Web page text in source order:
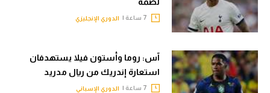
الدوري الإنجليزي
آس: روما وأستون فيلا يستهدفان
استعارة إندريك من ريال مدريد
الدوري الإسباني